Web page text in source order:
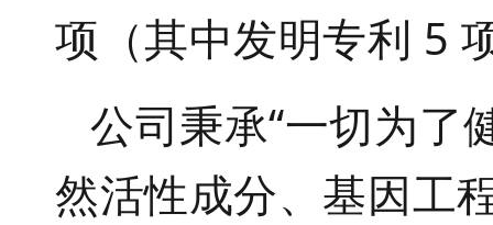
项（其中发明专利 5
公司秉承“一切为了
然活性成分、基因工